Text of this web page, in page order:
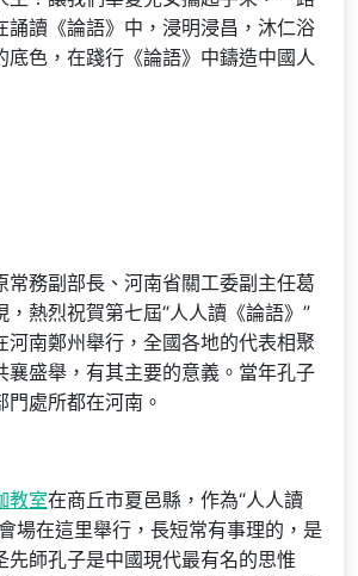
誦讀《論語》中，浸明浸昌，沐仁浴
底色，在踐行《論語》中鑄造中國人
常務副部長、河南省關工委副主任葛
熱烈祝賀第七屆“人人讀《論語》”
河南鄭州舉行，全國各地的代表相聚
襄盛舉，有其主要的意義。當年孔子
處所都在河南。
教室在商丘市夏邑縣，作為“人人讀
場在這里舉行，長短常有事理的，是
先師孔子是中國現代最有名的思惟